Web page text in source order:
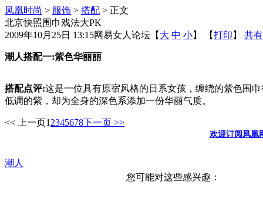
凤凰时尚 > 服饰 > 搭配 > 正文
北京快照围巾戏法大PK
2009年10月25日 13:15网易女人论坛 【 大 中 小】 【打印 】 共
潮人搭配一:紫色华丽丽
搭配点评:这是一位具有原宿风格的日系女孩，缠绕的紫色围
低调的紫，却为全身的深色系添加一份华丽气质。
<< 上一页1 2345678下一页 >>
欢迎订阅凤凰
潮人
您可能对这些感兴趣：